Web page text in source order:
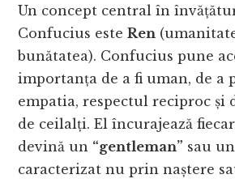
Un concept central în
Confucius esteRen
bunătatea). Confucius pune
importanța de a fi uman, de a
empatia, respectul reciproc și
de ceilalți. El încurajează
devină un “gentleman” sau
caracterizat nu prin naștere